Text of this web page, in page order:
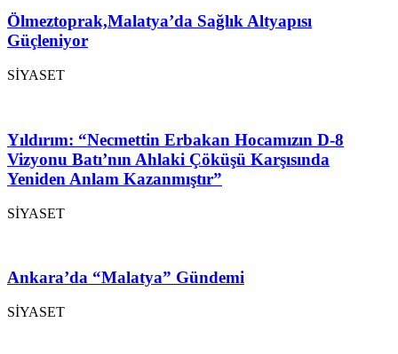
Ölmeztoprak,Malatya’da Sağlık Altyapısı
Güçleniyor
SİYASET
Yıldırım: “Necmettin Erbakan Hocamızın D-8
Vizyonu Batı’nın Ahlaki Çöküşü Karşısında
Yeniden Anlam Kazanmıştır”
SİYASET
Ankara’da “Malatya” Gündemi
SİYASET